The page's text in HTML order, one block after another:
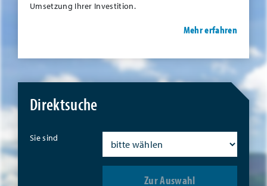
Umsetzung Ihrer Investition.
Mehr erfahren
Direktsuche
Sie sind
Zur Auswahl